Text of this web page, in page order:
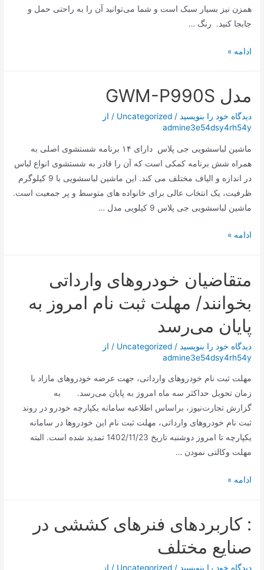
همزن نیز بسیار سبک است و شما می‌توانید آن را به راحتی حمل و
جابجا کنید. رنگ …
بدنه
دستی
ناسا
الکتریک
ادامه »
مدل GWM-P990S
دیدگاه‌ خود را بنویسید /
Uncategorized / از
admine3e54dsy4rh54y
ماشین لباسشویی جی پلاس دارای ۱۴ برنامه شستشوی اصلی به
همراه شش برنامه کمکی است که آن را قادر به شستشوی انواع لباس
در اندازه و الیاف مختلف می کند. این ماشین لباسشویی با 9 کیلوگرم
ظرفیت، یک انتخاب عالی برای خانواده های متوسط و پر جمعیت است.
ماشین لباسشویی جی پلاس 9 کیلویی مدل …
مدل
ادامه »
متقاضیان خودروهای وارداتی
بخوانند/ مهلت ثبت نام امروز به
پایان می‌رسد
دیدگاه‌ خود را بنویسید /
Uncategorized / از
admine3e54dsy4rh54y
مهلت ثبت نام خودروهای وارداتی، جهت عرضه خودروهای مازاد با
زمان تحویل حداکثر سه ماه امروز به پایان می‌رسد. به
گزارش تجارت‌نیوز، براساس اطلاعیه سامانه یکپارچه خودرو در روند
ثبت نام خودروهای وارداتی، مهلت ثبت نام این خودروها در سامانه
یکپارچه تا امروز دوشنبه تاریخ 1402/11/23 تمدید شده است. البته
مهلت وکالتی نمودن …
متقاضیان
بخوانند/
ثبت
نام
ادامه »
: کاربردهای فنرهای کششی در
صنایع مختلف
دیدگاه‌ خود را بنویسید /
Uncategorized / از